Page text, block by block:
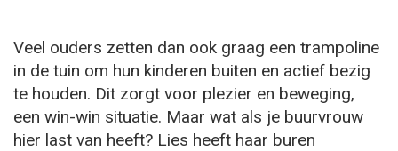
Veel ouders zetten dan ook graag een trampoline
in de tuin om hun kinderen buiten en actief bezig
te houden. Dit zorgt voor plezier en beweging,
een win-win situatie. Maar wat als je buurvrouw
hier last van heeft? Lies heeft haar buren